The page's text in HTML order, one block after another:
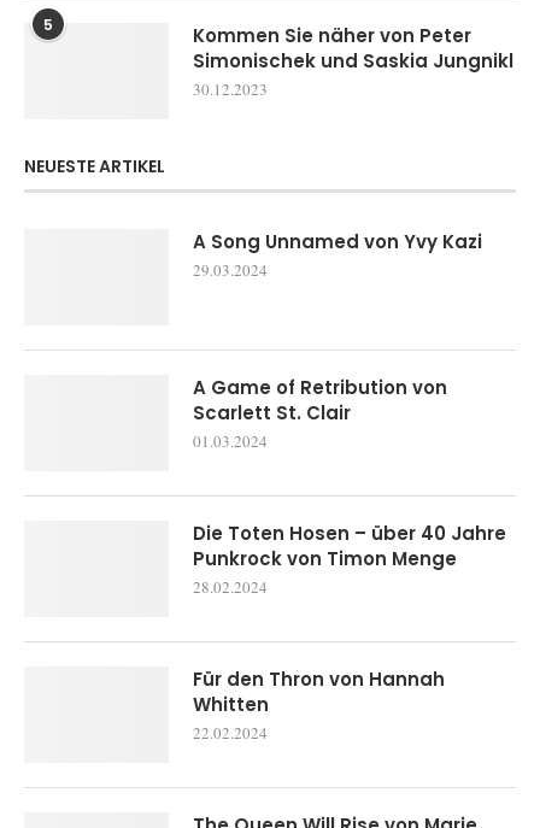
5
Kommen Sie näher von Peter
Simonischek und Saskia Jungnikl
30.12.2023
NEUESTE ARTIKEL
A Song Unnamed von Yvy Kazi
29.03.2024
A Game of Retribution von
Scarlett St. Clair
01.03.2024
Die Toten Hosen – über 40 Jahre
Punkrock von Timon Menge
28.02.2024
Für den Thron von Hannah
Whitten
22.02.2024